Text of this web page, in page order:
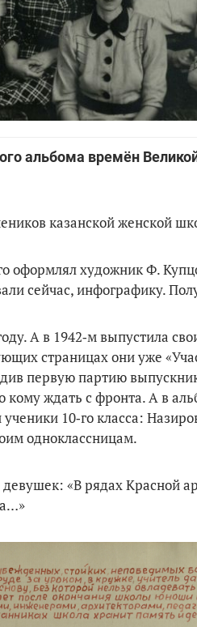
альбома времён
казанской женской
оформ­лял художник Ф.
сейчас, инфографику.
А в 1942‑м выпустила
страницах они уже
пер­вую партию
кому ждать с фронта. А в
10‑го класса:
одноклассницам.
девушек: «В рядах Красной